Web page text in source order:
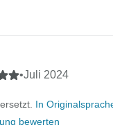
mehr getan hat,
komfortabel wie
Ihre
Anblick Ihrer
uns sehr gefreut
•Juli 2024
In
bewerten